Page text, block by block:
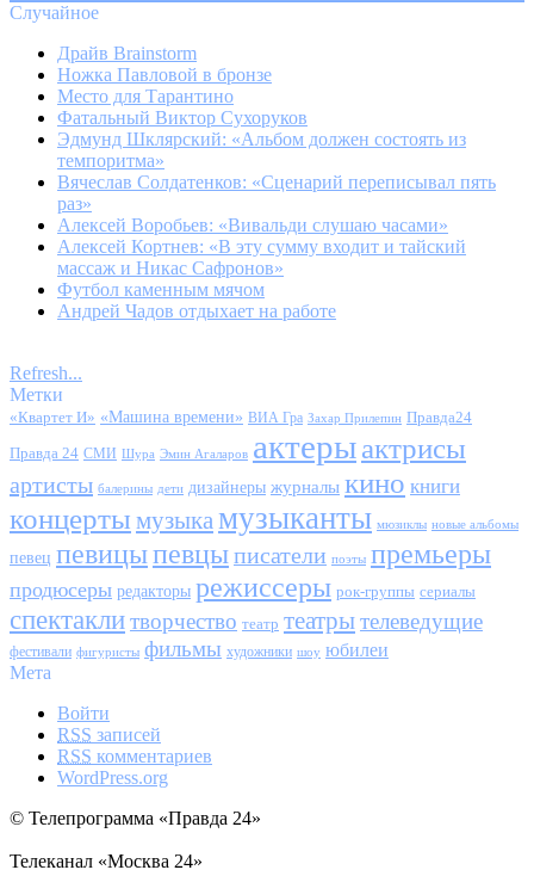
Случайное
Драйв Brainstorm
Ножка Павловой в бронзе
Место для Тарантино
Фатальный Виктор Сухоруков
Эдмунд Шклярский: «Альбом должен состоять из
темпоритма»
Вячеслав Солдатенков: «Сценарий переписывал пять
раз»
Алексей Воробьев: «Вивальди слушаю часами»
Алексей Кортнев: «В эту сумму входит и тайский
массаж и Никас Сафронов»
Футбол каменным мячом
Андрей Чадов отдыхает на работе
Refresh...
Метки
«Квартет И» «Машина времени» ВИА Гра Захар Прилепин Правда24
Правда 24 СМИ Шура Эмин Агаларов актерыактрисы
артисты балерины дети дизайнеры журналы кино книги
концерты музыка музыканты мюзиклы новые альбомы
певец певицыпевцыписатели поэты премьеры
продюсеры редакторы режиссеры рок-группы сериалы
спектаклитворчество театр театрытелеведущие
фестивали фигуристы фильмы художники шоу юбилеи
Мета
Войти
RSS записей
RSS комментариев
WordPress.org
© Телепрограмма «Правда 24»
Телеканал «Москва 24»